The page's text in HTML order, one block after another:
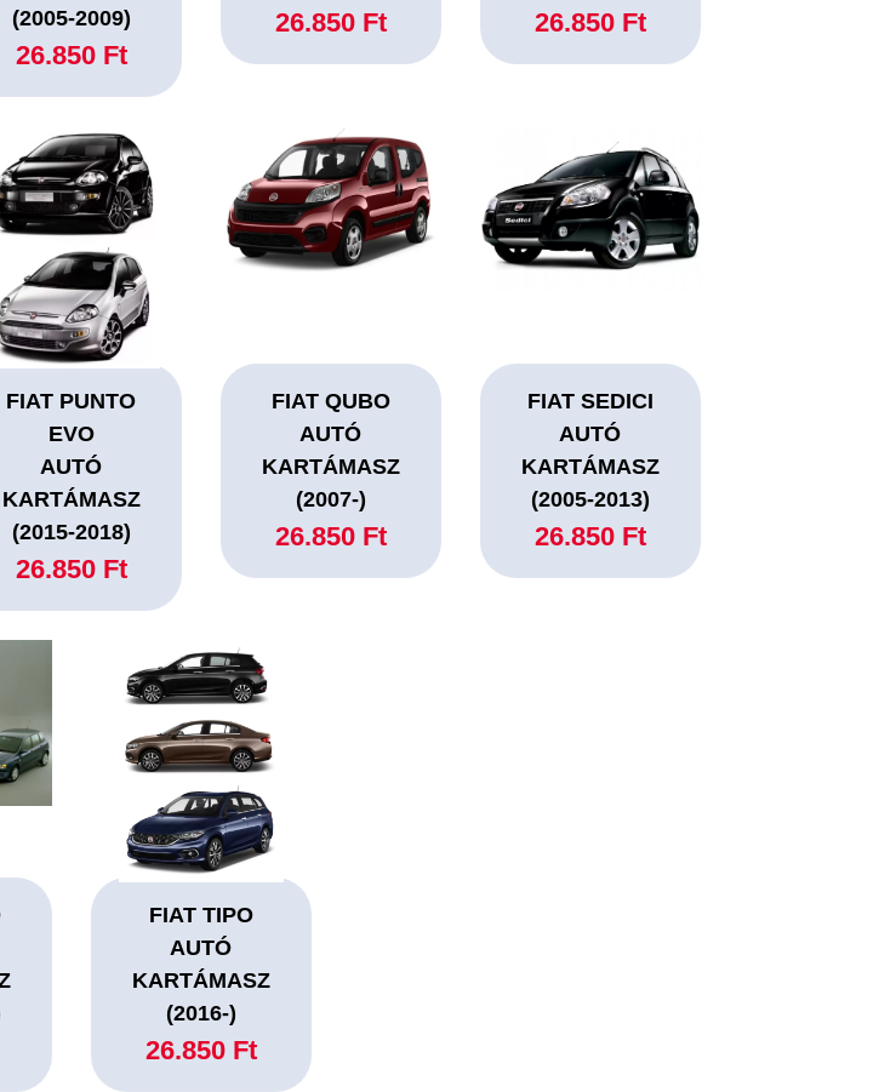
(2005-2009)
26.850 Ft
26.850 Ft 26.850 Ft
FIAT PUNTO
EVO
AUTÓ
KARTÁMASZ
(2015-2018)
26.850 Ft
FIAT QUBO
AUTÓ
KARTÁMASZ
(2007-)
26.850 Ft
FIAT SEDICI
AUTÓ
KARTÁMASZ
(2005-2013)
26.850 Ft
FIAT TIPO
AUTÓ
KARTÁMASZ
(2016-)
26.850 Ft